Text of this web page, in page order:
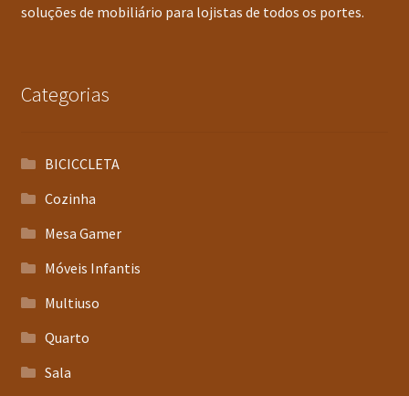
soluções de mobiliário para lojistas de todos os portes.
Categorias
BICICCLETA
Cozinha
Mesa Gamer
Móveis Infantis
Multiuso
Quarto
Sala